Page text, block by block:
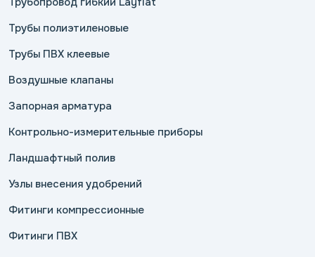
Трубы полиэтиленовые
Трубы ПВХ клеевые
Воздушные клапаны
Запорная арматура
Контрольно-измерительные приборы
Ландшафтный полив
Узлы внесения удобрений
Фитинги компрессионные
Фитинги ПВХ